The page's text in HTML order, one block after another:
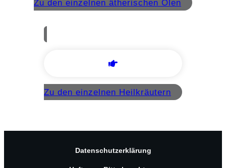
Zu den einzelnen ätherischen Ölen
Zu den einzelnen Heilkräutern
Datenschutzerklärung